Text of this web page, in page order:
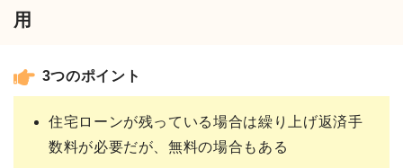
用
3つのポイント
住宅ローンが残っている場合は繰り上げ返済手
数料が必要だが、無料の場合もある